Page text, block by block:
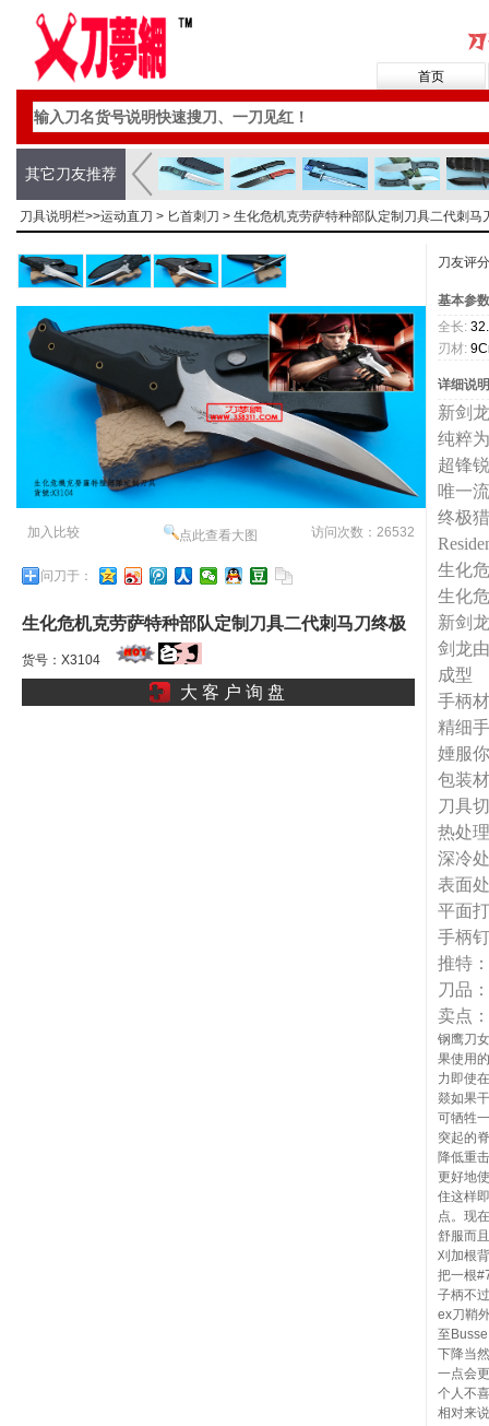
首页
其它刀友推荐
刀具说明栏>>运动直刀 > 匕首刺刀 > 生化危机克劳萨特种部队定制刀具二代刺
加入比较 点此查看大图 访问次数：26532
问刀于：
生化危机克劳萨特种部队定制刀具二代刺马刀终极
生化危机女神刺重启生化危机龙l
货号：X3104
大 客 户 询 盘
刀友评
基本参数
全长:
刃材:
详细说明
新剑
纯粹
超锋
唯一
终极
生化
生化
新剑
剑龙
成型
手柄
精细
娷服你
包装
刀具
热处
深冷
表面
平面
手柄
推特
刀品
卖点
钢鹰刀
果使用
力即使
燚如果
可牺牲
突起的
降低重
更好地
住这样
点。现
舒服而
刈加根
把一根
子柄不
ex刀鞘
至
下降当
一点会
个人不
相对来